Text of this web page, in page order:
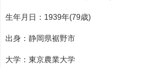
生年月日：1939年(79歳)
出身：静岡県裾野市
大学：東京農業大学